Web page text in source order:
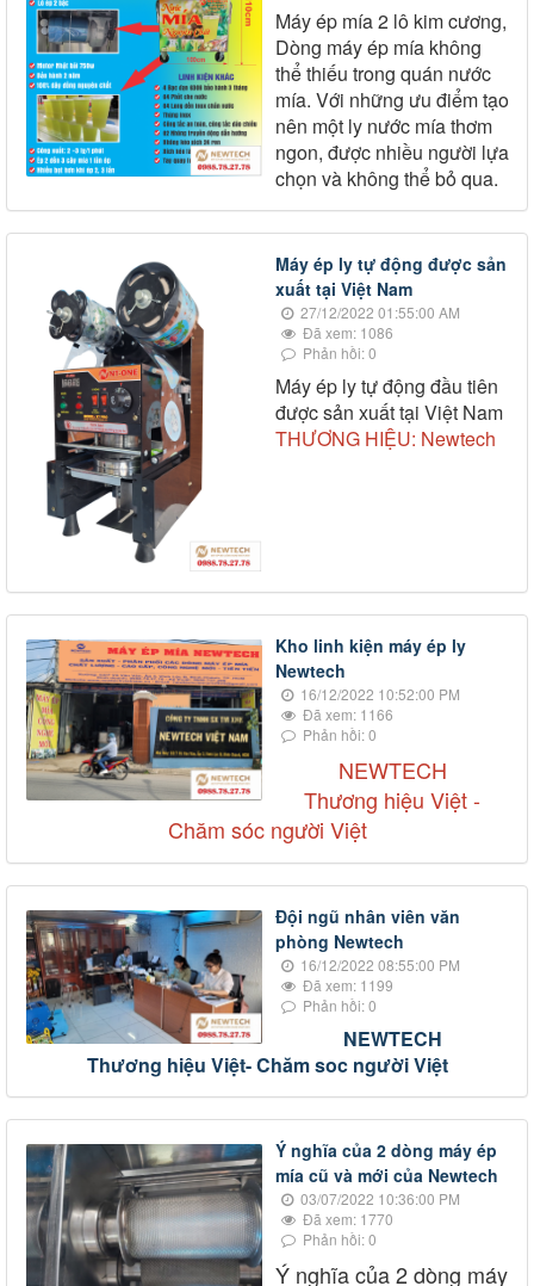
Máy ép mía 2 lô kim cương,
Dòng máy ép mía không
thể thiếu trong quán nước
mía. Với những ưu điểm tạo
nên một ly nước mía thơm
ngon, được nhiều người lựa
chọn và không thể bỏ qua.
Máy ép ly tự động được sản
xuất tại Việt Nam
27/12/2022 01:55:00 AM
Đã xem: 1086
Phản hồi: 0
Máy ép ly tự động đầu tiên
được sản xuất tại Việt Nam
THƯƠNG HIỆU: Newtech
Kho linh kiện máy ép ly
Newtech
16/12/2022 10:52:00 PM
Đã xem: 1166
Phản hồi: 0
NEWTECH
Thương hiệu Việt -
Chăm sóc người Việt
Đội ngũ nhân viên văn
phòng Newtech
16/12/2022 08:55:00 PM
Đã xem: 1199
Phản hồi: 0
NEWTECH
Thương hiệu Việt- Chăm soc người Việt
Ý nghĩa của 2 dòng máy ép
mía cũ và mới của Newtech
03/07/2022 10:36:00 PM
Đã xem: 1770
Phản hồi: 0
Ý nghĩa của 2 dòng máy